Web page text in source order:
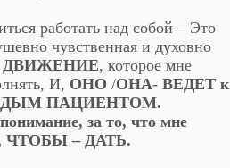
работать над собой – Это
чувственная и духовно
ДВИЖЕНИЕ, которое мне
И, ОНО /ОНА- ВЕДЕТ к
ПАЦИЕНТОМ.
за то, что мне
ЧТОБЫ – ДАТЬ.